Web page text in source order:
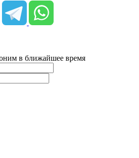
в ближайшее время